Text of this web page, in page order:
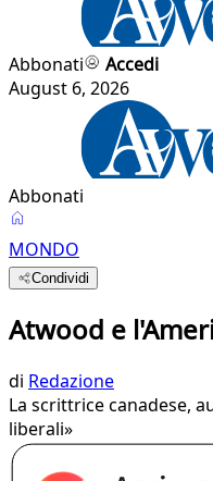
Abbonati
Accedi
August 6, 2026
Abbonati
MONDO
Condividi
Atwood e
di Redazione
La scrittrice canadese,
liberali»